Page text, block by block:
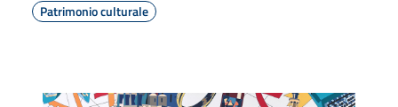
Patrimonio culturale